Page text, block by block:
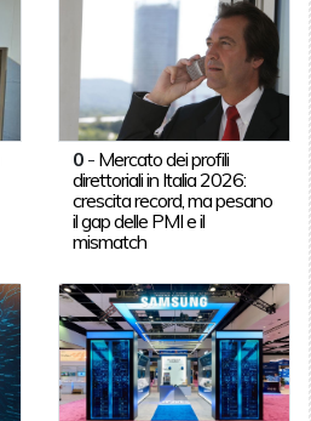
0 - Mercato dei profili
direttoriali in Italia 2026:
crescita record, ma pesano
il gap delle PMI e il
mismatch